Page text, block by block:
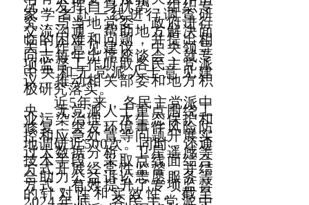
况，发挥自身优势，组织专
家学者赴一线进行调查研
究，与当地党委、政府进行
交流沟通，帮助地方解决面
临的困难和问题，并提出相
关工作意见建议。中央领导
同志每年出席座谈会，就专
项监督工作听取各民主党派
中央和无党派人士意见建
议，推动相关部委和地方积
极研究落实。
近5年来，各民主党派中
央、无党派人士重点围绕工
业污染治理、水生态保护和
修复、突发环境事件风险防
控和应急处置等问题开展实
地调研近500次。同时，还通
过大数据分析、卫星遥感等
技术手段，采取点线面结合
方式开展经常性监督，并结
合助力公益诉讼志愿服务等
方式，有效提升了专项监督
的针对性和实效性。截至